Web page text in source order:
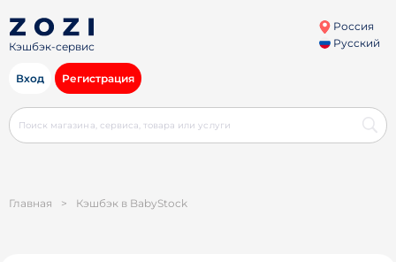
Кэшбэк-сервис
Россия
Русский
Вход Регистрация
Главная > Кэшбэк в BabyStock